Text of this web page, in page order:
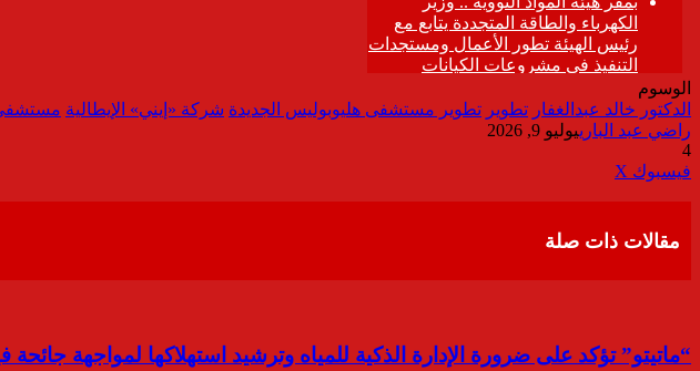
الوسوم
الدكتور خالد عبدالغفار تطوير تطوير مستشفى هليوبوليس الجديدة شركة «إيني» الإيطالية مستشفى
راضي عبد البارييوليو 9, 2026
4
فيسبوك ‫X
مقالات ذات صلة
“ماتيتو” تؤكد على ضرورة الإدارة الذكية للمياه وترشيد استهلاكها لمواجهة